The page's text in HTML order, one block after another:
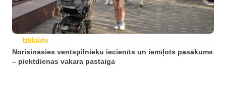
Izklaide
Norisināsies ventspilnieku iecienīts un iemīļots pasākums
– piektdienas vakara pastaiga